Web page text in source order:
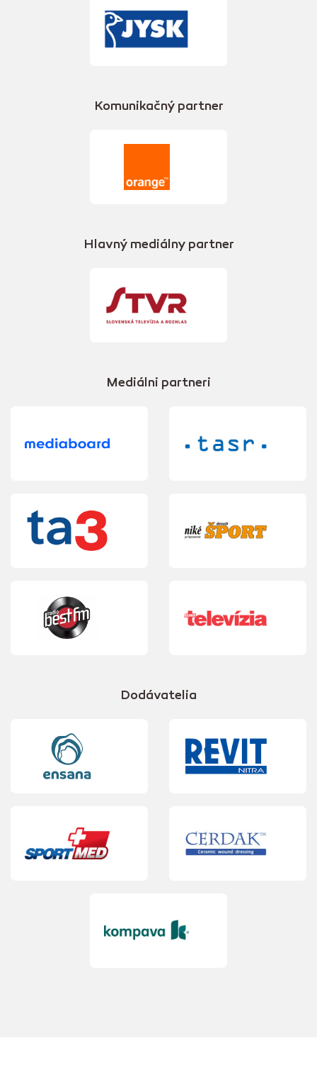
Komunikačný partner
Hlavný mediálny partner
Mediálni partneri
Dodávatelia